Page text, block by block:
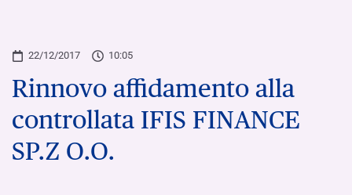
22/12/2017 10:05
Rinnovo affidamento alla
controllata IFIS FINANCE
SP.Z O.O.